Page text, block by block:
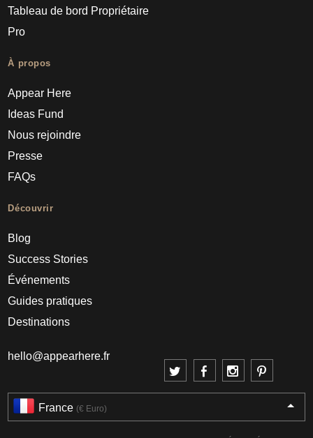
Tableau de bord Propriétaire
Pro
À propos
Appear Here
Ideas Fund
Nous rejoindre
Presse
FAQs
Découvrir
Blog
Success Stories
Événements
Guides pratiques
Destinations
hello@appearhere.fr
France (€ Euro)